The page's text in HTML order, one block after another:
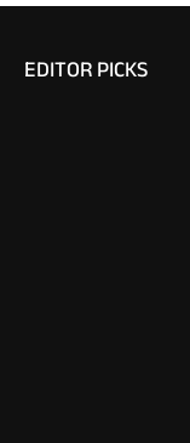
EDITOR PICKS